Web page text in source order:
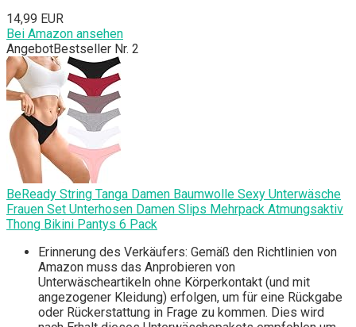
14,99 EUR
Bei Amazon ansehen
AngebotBestseller Nr. 2
BeReady String Tanga Damen Baumwolle Sexy Unterwäsche
Frauen Set Unterhosen Damen Slips Mehrpack Atmungsaktiv
Thong Bikini Pantys 6 Pack
Erinnerung des Verkäufers: Gemäß den Richtlinien von
Amazon muss das Anprobieren von
Unterwäscheartikeln ohne Körperkontakt (und mit
angezogener Kleidung) erfolgen, um für eine Rückgabe
oder Rückerstattung in Frage zu kommen. Dies wird